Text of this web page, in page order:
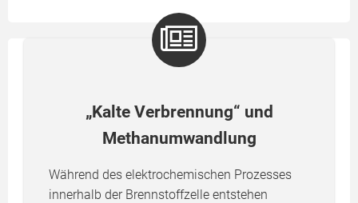
„Kalte Verbrennung“ und
Methanumwandlung
Während des elektrochemischen Prozesses
innerhalb der Brennstoffzelle entstehen